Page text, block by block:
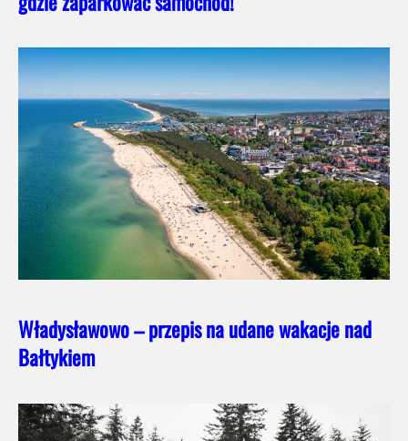
Władysławowo – przepis na udane wakacje nad
Bałtykiem